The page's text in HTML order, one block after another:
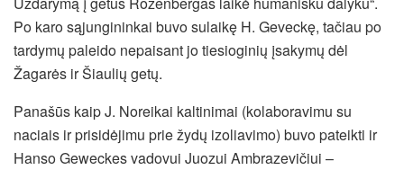
Po karo sąjungininkai buvo sulaikę H. Geveckę, tačiau po
tardymų paleido nepaisant jo tiesioginių įsakymų dėl
Žagarės ir Šiaulių getų.
Panašūs kaip J. Noreikai kaltinimai (kolaboravimu su
naciais ir prisidėjimu prie žydų izoliavimo) buvo pateikti ir
Hanso Geweckes vadovui Juozui Ambrazevičiui –